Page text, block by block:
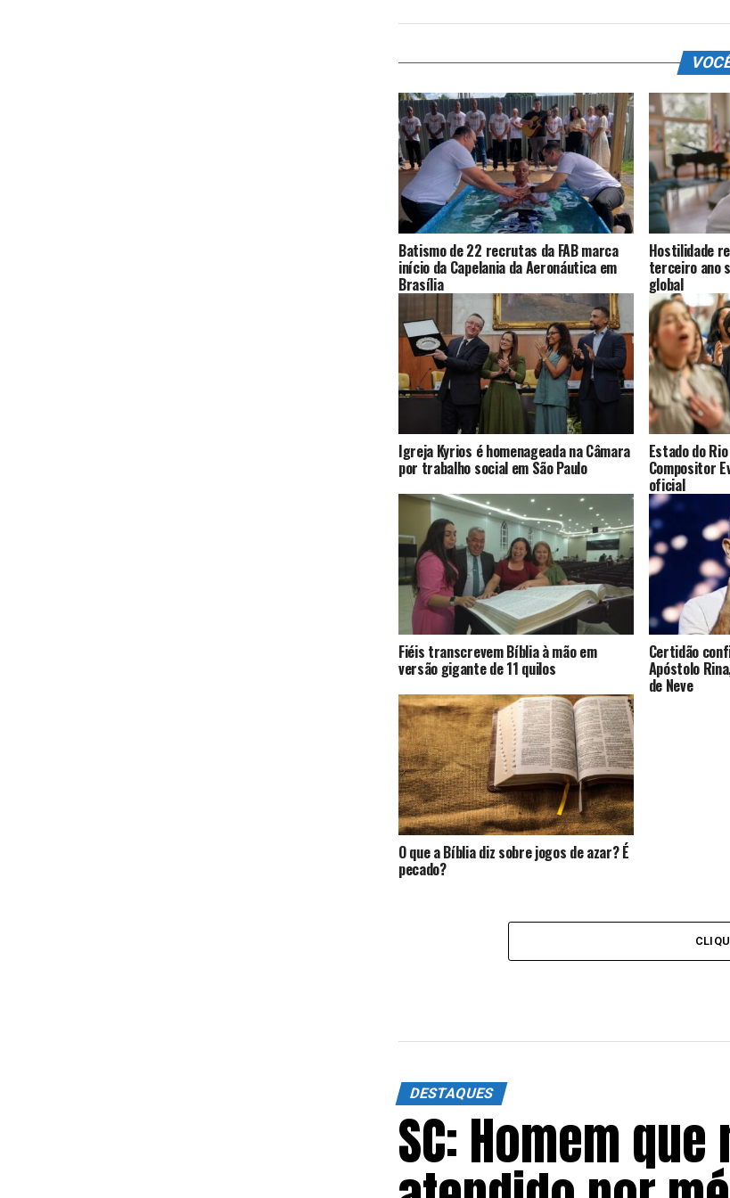
Batismo de 22 recrutas da FAB marca
início da Capelania da Aeronáutica em
Brasília
Hostilidade
terceiro ano
global
Igreja Kyrios é homenageada na Câmara
por trabalho social em São Paulo
Estado do
Compositor
oficial
Fiéis transcrevem Bíblia à mão em
versão gigante de 11 quilos
Certidão
Apóstolo
de Neve
O que a Bíblia diz sobre jogos de azar? É
pecado?
DESTAQUES
SC: Homem